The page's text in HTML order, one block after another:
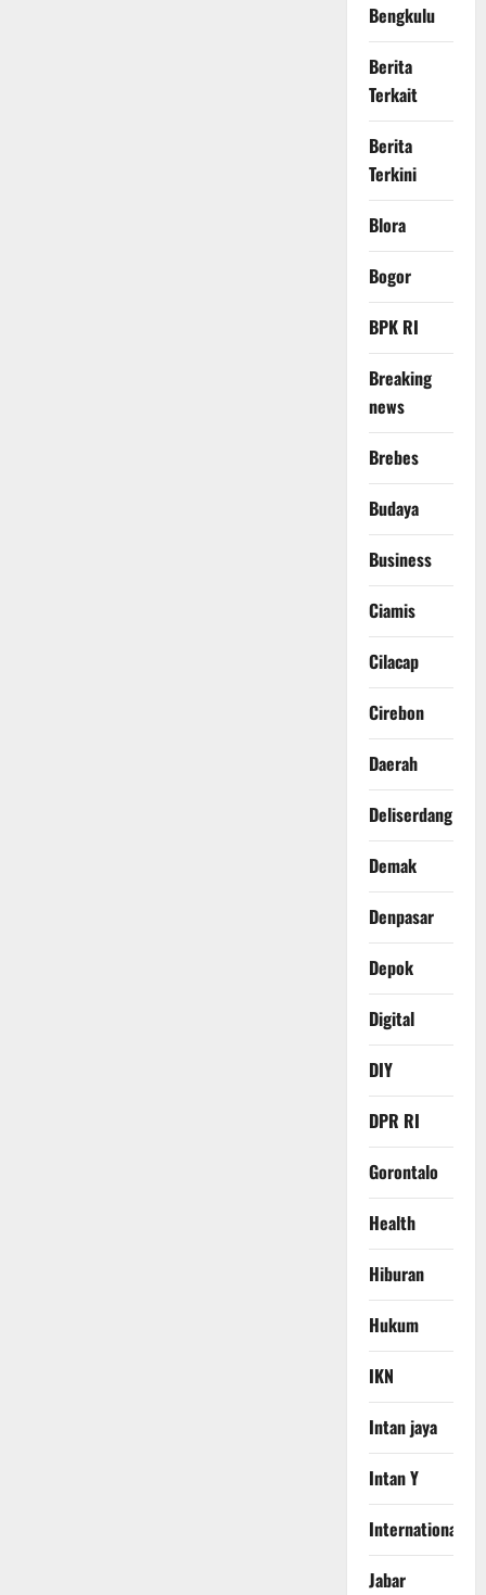
Bengkulu
Berita
Terkait
Berita
Terkini
Blora
Bogor
BPK RI
Breaking
news
Brebes
Budaya
Business
Ciamis
Cilacap
Cirebon
Daerah
Deliserdang
Demak
Denpasar
Depok
Digital
DIY
DPR RI
Gorontalo
Health
Hiburan
Hukum
IKN
Intan jaya
Intan Y
International
Jabar